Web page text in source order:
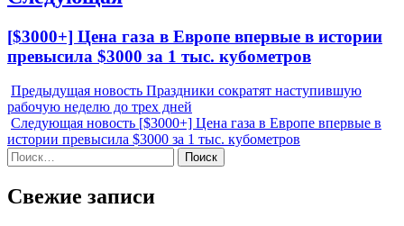
Next
post:
[$3000+] Цена газа в Европе впервые в истории
превысила $3000 за 1 тыс. кубометров
Предыдущая новость Праздники сократят наступившую
рабочую неделю до трех дней
Следующая новость [$3000+] Цена газа в Европе впервые в
истории превысила $3000 за 1 тыс. кубометров
Найти:
Свежие записи